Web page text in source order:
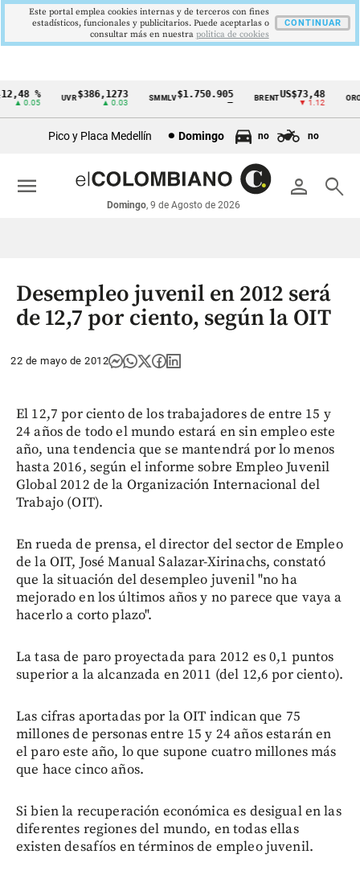
Cintillo
económicos
Colombia
%
▲ 0.05
UVR$386,1273
▲ 0.03
SMMLV$1.750.905 BRENTUS$73,48
▼ 1.12
ORO
Pico y Placa Medellín Domingo no no
person search
Domingo, 9 de Agosto de 2026
menu
Desempleo juvenil en 2012 será
de 12,7 por ciento, según la OIT
22 de mayo de 2012
El 12,7 por ciento de los trabajadores de entre 15 y
24 años de todo el mundo estará en sin empleo este
año, una tendencia que se mantendrá por lo menos
hasta 2016, según el informe sobre Empleo Juvenil
Global 2012 de la Organización Internacional del
Trabajo (OIT).
En rueda de prensa, el director del sector de Empleo
de la OIT, José Manual Salazar-Xirinachs, constató
que la situación del desempleo juvenil "no ha
mejorado en los últimos años y no parece que vaya a
hacerlo a corto plazo".
La tasa de paro proyectada para 2012 es 0,1 puntos
superior a la alcanzada en 2011 (del 12,6 por ciento).
Las cifras aportadas por la OIT indican que 75
millones de personas entre 15 y 24 años estarán en
el paro este año, lo que supone cuatro millones más
que hace cinco años.
Si bien la recuperación económica es desigual en las
diferentes regiones del mundo, en todas ellas
existen desafíos en términos de empleo juvenil.
Este portal emplea cookies internas y de terceros con fines
estadísticos, funcionales y publicitarios. Puede aceptarlas o
consultar más en nuestra politica de cookies
CONTINUAR